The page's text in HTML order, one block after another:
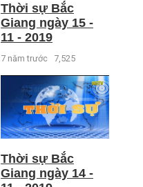
Thời sự Bắc
Giang ngày 15 -
11 - 2019
7 năm trước 7,525
Thời sự Bắc
Giang ngày 14 -